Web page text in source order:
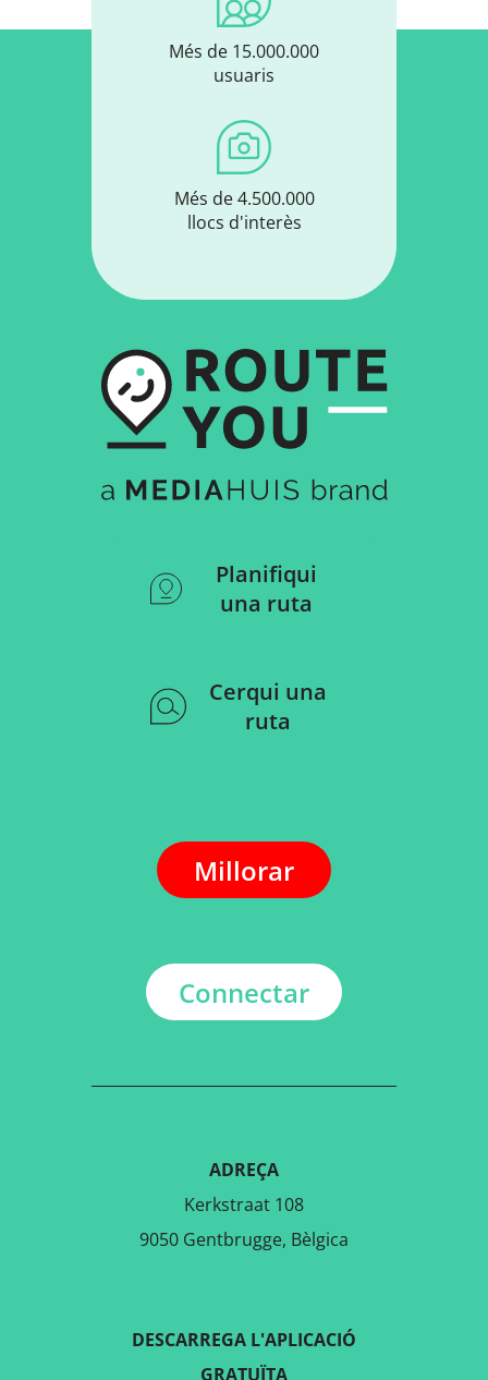
Més de 15.000.000
usuaris
Més de 4.500.000
llocs d'interès
Planifiqui
una ruta
Cerqui una
ruta
Millorar
Connectar
ADREÇA
Kerkstraat 108
9050 Gentbrugge, Bèlgica
DESCARREGA L'APLICACIÓ
GRATUÏTA